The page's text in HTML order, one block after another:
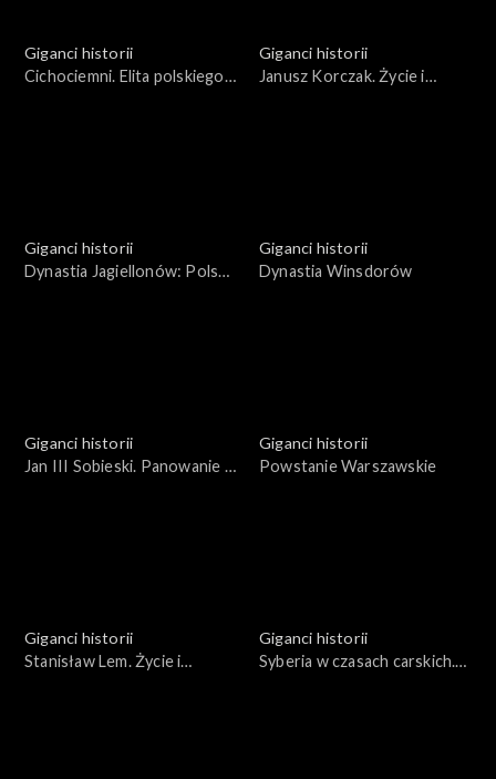
Giganci historii
Cichociemni. Elita polskiego
Giganci historii
Janusz Korczak. Życie i
Giganci historii
Dynastia Jagiellonów: Polska
Giganci historii
Dynastia Winsdorów
Giganci historii
Jan III Sobieski. Panowanie w
Giganci historii
Powstanie Warszawskie
Giganci historii
Stanisław Lem. Życie i
Giganci historii
Syberia w czasach carskich.